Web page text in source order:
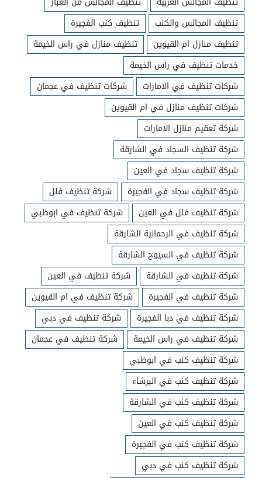
تنظيف المجالس والكنب
تنظيف كنب الفجيرة
تنظيف منازل ام القيوين
تنظيف منازل في راس الخيمة
خدمات تنظيف في راس الخيمة
شركات تنظيف في الامارات
شركات تنظيف في عجمان
شركات تنظيف منازل في ام القيوين
شركة تعقيم منازل الامارات
شركة تنظيف السجاد في الشارقة
شركة تنظيف سجاد في العين
شركة تنظيف سجاد في الفجيرة
شركة تنظيف فلل
شركة تنظيف فلل في العين
شركة تنظيف في ابوظبي
شركة تنظيف في الرحمانية الشارقة
شركة تنظيف في السيوح الشارقة
شركة تنظيف في الشارقة
شركة تنظيف في العين
شركة تنظيف في الفجيرة
شركة تنظيف في ام القيوين
شركة تنظيف في دبا الفجيرة
شركة تنظيف في دبي
شركة تنظيف في راس الخيمة
شركة تنظيف في عجمان
شركة تنظيف كنب في ابوظبي
شركة تنظيف كنب في البرشاء
شركة تنظيف كنب في الشارقة
شركة تنظيف كنب في العين
شركة تنظيف كنب في الفجيرة
شركة تنظيف كنب في دبي